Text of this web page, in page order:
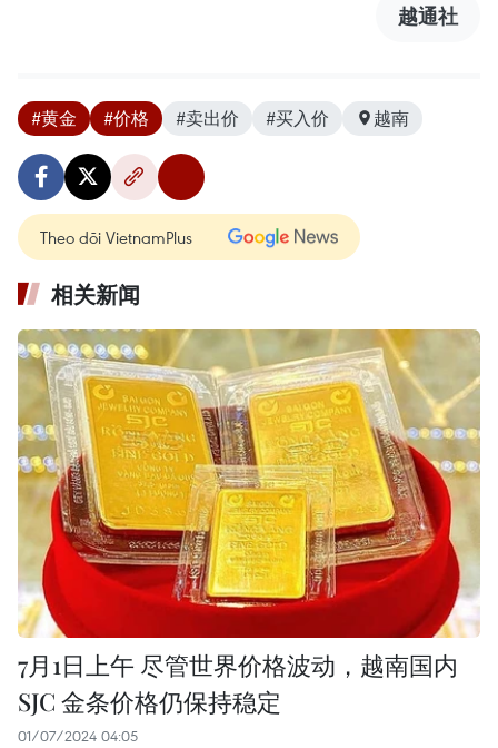
越通社
#黄金 #价格 #卖出价 #买入价 越南
Theo dõi VietnamPlus
相关新闻
7月1日上午 尽管世界价格波动，越南国内
SJC 金条价格仍保持稳定
01/07/2024 04:05